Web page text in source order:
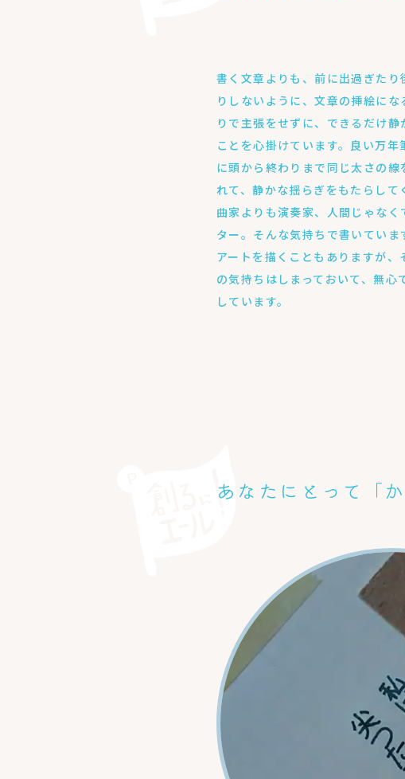
書く文章よりも、前に出過ぎたり
りしないように、文章の挿絵にな
りで主張をせずに、できるだけ静
ことを心掛けています。良い万年
に頭から終わりまで同じ太さの線
れて、静かな揺らぎをもたらして
曲家よりも演奏家、人間じゃなく
ター。そんな気持ちで書いていま
アートを描くこともありますが、
の気持ちはしまっておいて、無心
しています。
あなたにとって「